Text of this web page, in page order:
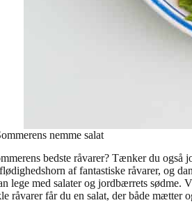
nemme salat
bedste råvarer? Tænker du
af fantastiske råvarer, og
lege med salater og jordbærrets sødme.
råvarer får du en salat, der både mætter